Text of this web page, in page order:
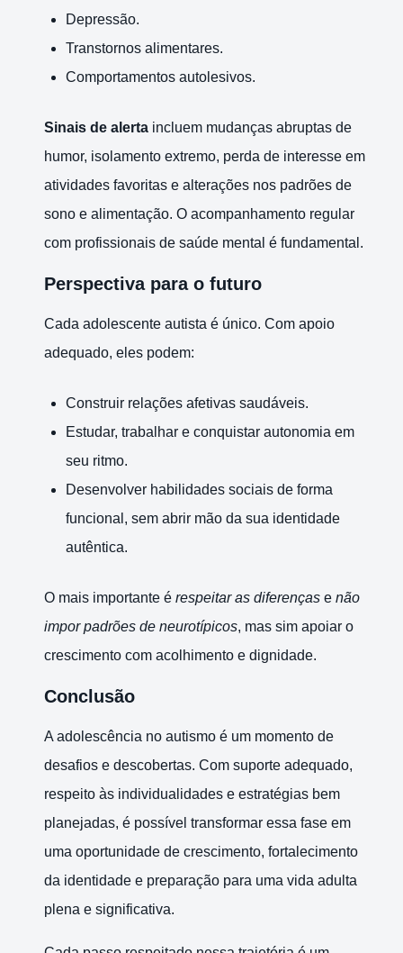
Depressão.
Transtornos alimentares.
Comportamentos autolesivos.
Sinais de alerta incluem mudanças abruptas de
humor, isolamento extremo, perda de interesse em
atividades favoritas e alterações nos padrões de
sono e alimentação. O acompanhamento regular
com profissionais de saúde mental é fundamental.
Perspectiva para o futuro
Cada adolescente autista é único. Com apoio
adequado, eles podem:
Construir relações afetivas saudáveis.
Estudar, trabalhar e conquistar autonomia em
seu ritmo.
Desenvolver habilidades sociais de forma
funcional, sem abrir mão da sua identidade
autêntica.
O mais importante é respeitar as diferenças e não
impor padrões de neurotípicos, mas sim apoiar o
crescimento com acolhimento e dignidade.
Conclusão
A adolescência no autismo é um momento de
desafios e descobertas. Com suporte adequado,
respeito às individualidades e estratégias bem
planejadas, é possível transformar essa fase em
uma oportunidade de crescimento, fortalecimento
da identidade e preparação para uma vida adulta
plena e significativa.